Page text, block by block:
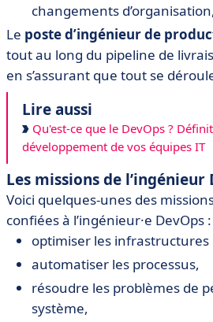
changements
Le poste d’ingénieur de
tout au long du pipeline de
en s’assurant que tout se
Lire aussi
Qu'est-ce que le DevOps ?
développement de vos équipes IT
Les missions de l’ingénieur
Voici quelques-unes des
confiées à l’ingénieur·e DevOps :
optimiser les
automatiser les processus,
résoudre les problèmes de
système,